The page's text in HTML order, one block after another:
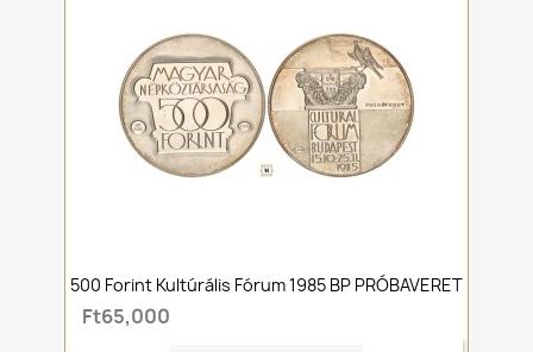
500 Forint Kultúrális Fórum 1985 BP PRÓBAVERET
Ft65,000